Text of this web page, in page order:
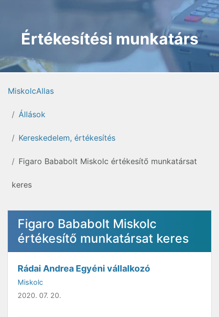
Értékesítési munkatárs
MiskolcAllas
Állások
Kereskedelem, értékesítés
Figaro Bababolt Miskolc értékesítő munkatársat
keres
Figaro Bababolt Miskolc
értékesítő munkatársat keres
Rádai Andrea Egyéni vállalkozó
Miskolc
2020. 07. 20.